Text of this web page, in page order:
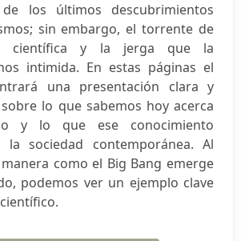
los últimos descubrimientos
sin embargo, el torrente de
científica y la jerga que la
intimida. En estas páginas el
una presentación clara y
lo que sabemos hoy acerca
y lo que ese conocimiento
la sociedad contemporánea. Al
como el Big Bang emerge
podemos ver un ejemplo clave